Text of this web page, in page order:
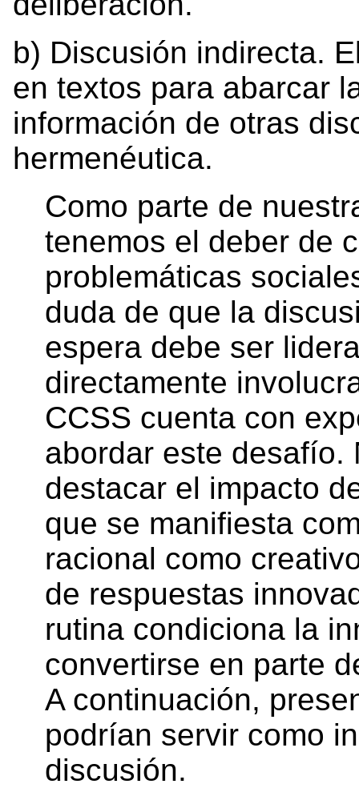
b) Discusión indirecta.
en textos para abarcar
información de otras
hermenéutica.
Como parte de
tenemos el deber de
problemáticas
duda de que la
espera debe ser
directamente
CCSS cuenta con
abordar este desafío.
destacar el impacto
que se manifiesta
racional como
de respuestas
rutina condiciona la
convertirse en parte
A continuación,
podrían servir como
discusión.